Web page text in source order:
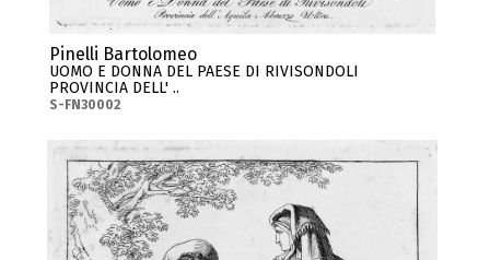
Pinelli Bartolomeo
UOMO E DONNA DEL PAESE DI RIVISONDOLI
PROVINCIA DELL' ..
S-FN30002